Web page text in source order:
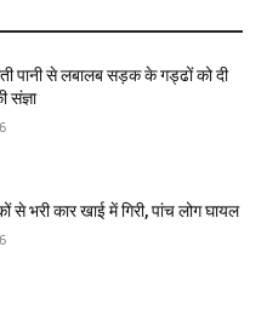
पानी से लबालब सड़क के गड्ढों को दी
संज्ञा
से भरी कार खाई में गिरी, पांच लोग घायल